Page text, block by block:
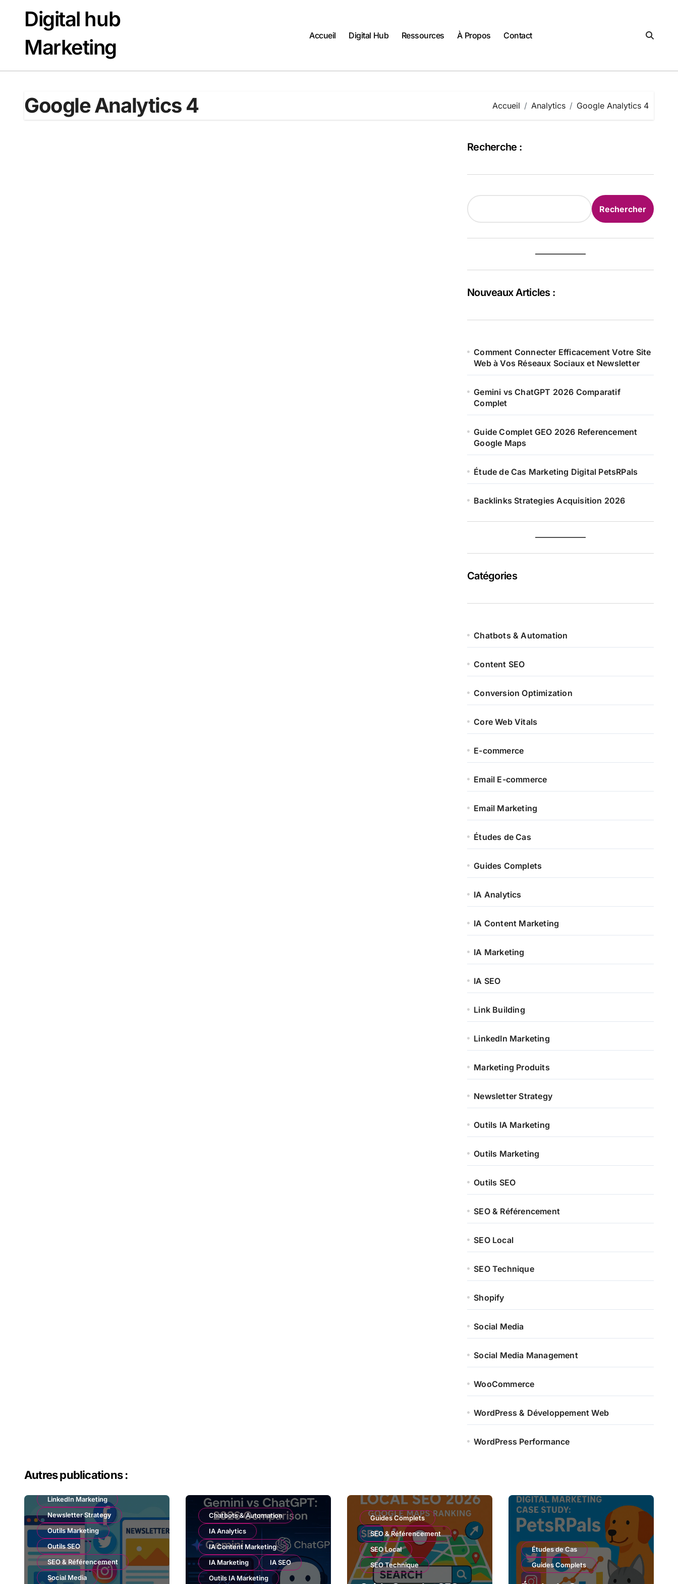
contenuDigital hub
Marketing
Accueil Digital Hub Ressources À Propos Contact
Google Analytics 4 Accueil Analytics Google Analytics 4
Recherche :
Rechercher
Rechercher
Nouveaux Articles :
Comment Connecter Efficacement Votre Site
Web à Vos Réseaux Sociaux et Newsletter
Gemini vs ChatGPT 2026 Comparatif
Complet
Guide Complet GEO 2026 Referencement
Google Maps
Étude de Cas Marketing Digital PetsRPals
Backlinks Strategies Acquisition 2026
Catégories
Chatbots & Automation
Content SEO
Conversion Optimization
Core Web Vitals
E-commerce
Email E-commerce
Email Marketing
Études de Cas
Guides Complets
IA Analytics
IA Content Marketing
IA Marketing
IA SEO
Link Building
LinkedIn Marketing
Marketing Produits
Newsletter Strategy
Outils IA Marketing
Outils Marketing
Outils SEO
SEO & Référencement
SEO Local
SEO Technique
Shopify
Social Media
Social Media Management
WooCommerce
WordPress & Développement Web
WordPress Performance
Autres publications :
Email Marketing
LinkedIn Marketing
Newsletter Strategy
Outils Marketing
Outils SEO
SEO & Référencement
Social Media
Chatbots & Automation
IA Analytics
IA Content Marketing
IA Marketing
IA SEO
Outils IA Marketing
Guides Complets
SEO & Référencement
SEO Local
SEO Technique
Études de Cas
Guides Complets